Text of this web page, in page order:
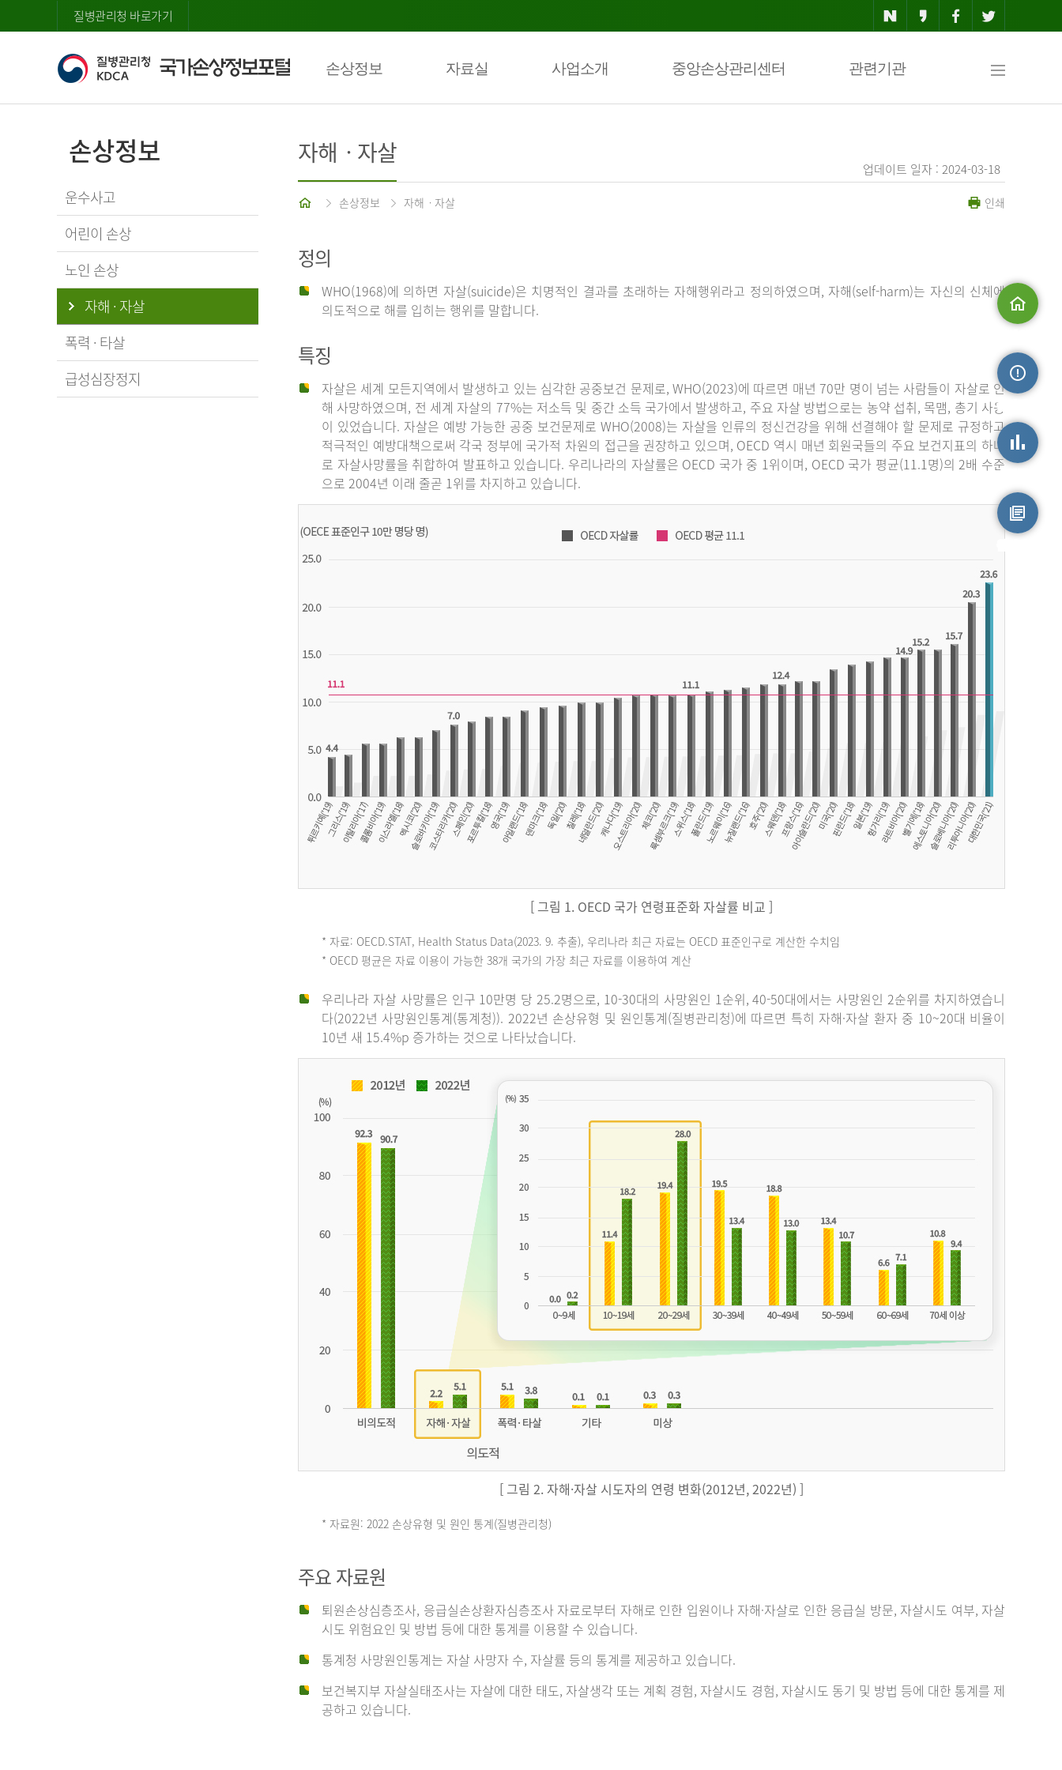
질병관리청 바로가기
손상정보 자료실 사업소개 중앙손상관리센터 관련기관
맵
손상정보
운수사고
어린이 손상
노인 손상
자해 · 자살
폭력 · 타살
급성심장정지
업데이트 일자 : 2024-03-18
자해ㆍ자살
홈 손상정보 자해ㆍ자살 인쇄
정의
WHO(1968)에 의하면 자살(suicide)은 치명적인 결과를 초래하는 자해행위라고 정의하였으며, 자해(self-harm)는 자신의 신체에
의도적으로 해를 입히는 행위를 말합니다.
특징
자살은 세계 모든지역에서 발생하고 있는 심각한 공중보건 문제로, WHO(2023)에 따르면 매년 70만 명이 넘는 사람들이 자살로 인
해 사망하였으며, 전 세계 자살의 77%는 저소득 및 중간 소득 국가에서 발생하고, 주요 자살 방법으로는 농약 섭취, 목맴, 총기 사용
이 있었습니다. 자살은 예방 가능한 공중 보건문제로 WHO(2008)는 자살을 인류의 정신건강을 위해 선결해야 할 문제로 규정하고
적극적인 예방대책으로써 각국 정부에 국가적 차원의 접근을 권장하고 있으며, OECD 역시 매년 회원국들의 주요 보건지표의 하나
로 자살사망률을 취합하여 발표하고 있습니다. 우리나라의 자살률은 OECD 국가 중 1위이며, OECD 국가 평균(11.1명)의 2배 수준
으로 2004년 이래 줄곧 1위를 차지하고 있습니다.
튀
('19)
('19)
4.6
이
[ 그림 1. OECD 국가 연령표준화 자살률 비교 ]
* 자료: OECD.STAT, Health Status Data(2023. 9. 추출), 우리나라 최근 자료는 OECD 표준인구로 계산한 수치임
* OECD 평균은 자료 이용이 가능한 38개 국가의 가장 최근 자료를 이용하여 계산
우리나라 자살 사망률은 인구 10만명 당 25.2명으로, 10-30대의 사망원인 1순위, 40-50대에서는 사망원인 2순위를 차지하였습니
다(2022년 사망원인통계(통계청)). 2022년 손상유형 및 원인통계(질병관리청)에 따르면 특히 자해·자살 환자 중 10~20대 비율이
10년 새 15.4%p 증가하는 것으로 나타났습니다.
[ 그림 2. 자해·자살 시도자의 연령 변화(2012년, 2022년) ]
상
유
* 자료원: 2022 손상유형 및 원인 통계(질병관리청)
주요 자료원
퇴원손상심층조사, 응급실손상환자심층조사 자료로부터 자해로 인한 입원이나 자해·자살로 인한 응급실 방문, 자살시도 여부, 자살
시도 위험요인 및 방법 등에 대한 통계를 이용할 수 있습니다.
통계청 사망원인통계는 자살 사망자 수, 자살률 등의 통계를 제공하고 있습니다.
보건복지부 자살실태조사는 자살에 대한 태도, 자살생각 또는 계획 경험, 자살시도 경험, 자살시도 동기 및 방법 등에 대한 통계를 제
공하고 있습니다.
손상정보
손상통계
원시자료